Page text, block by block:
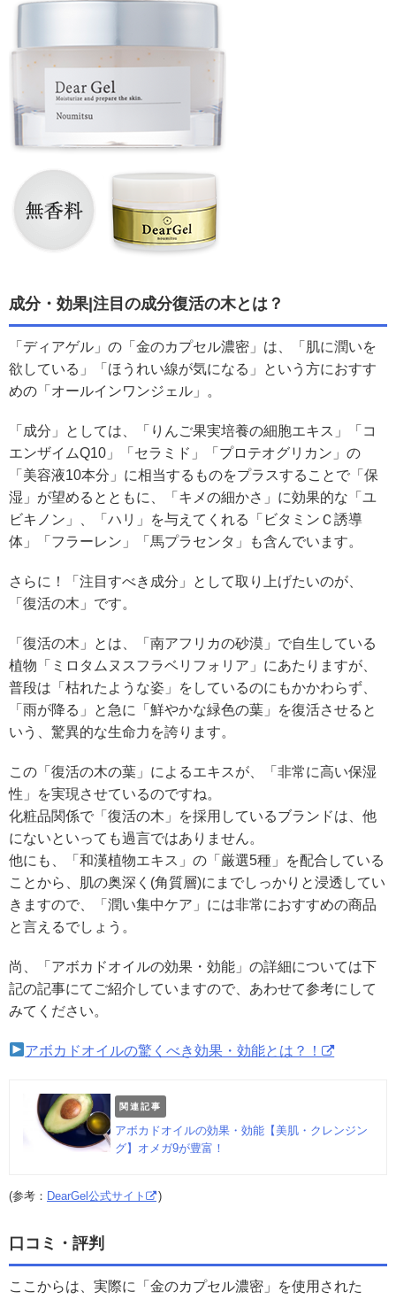
成分・効果|注目の成分復活の木とは？
「ディアゲル」の「金のカプセル濃密」は、「肌に潤いを
欲している」「ほうれい線が気になる」という方におすす
めの「オールインワンジェル」。
「成分」としては、「りんご果実培養の細胞エキス」「コ
エンザイムQ10」「セラミド」「プロテオグリカン」の
「美容液10本分」に相当するものをプラスすることで「保
湿」が望めるとともに、「キメの細かさ」に効果的な「ユ
ビキノン」、「ハリ」を与えてくれる「ビタミンＣ誘導
体」「フラーレン」「馬プラセンタ」も含んでいます。
さらに！「注目すべき成分」として取り上げたいのが、
「復活の木」です。
「復活の木」とは、「南アフリカの砂漠」で自生している
植物「ミロタムヌスフラベリフォリア」にあたりますが、
普段は「枯れたような姿」をしているのにもかかわらず、
「雨が降る」と急に「鮮やかな緑色の葉」を復活させると
いう、驚異的な生命力を誇ります。
この「復活の木の葉」によるエキスが、「非常に高い保湿
性」を実現させているのですね。
化粧品関係で「復活の木」を採用しているブランドは、他
にないといっても過言ではありません。
他にも、「和漢植物エキス」の「厳選5種」を配合している
ことから、肌の奥深く(角質層)にまでしっかりと浸透してい
きますので、「潤い集中ケア」には非常におすすめの商品
と言えるでしょう。
尚、「アボカドオイルの効果・効能」の詳細については下
記の記事にてご紹介していますので、あわせて参考にして
みてください。
アボカドオイルの驚くべき効果・効能とは？！
関連記事
アボカドオイルの効果・効能【美肌・クレンジン
グ】オメガ9が豊富！
(参考： DearGel公式サイト )
口コミ・評判
ここからは、実際に「金のカプセル濃密」を使用された